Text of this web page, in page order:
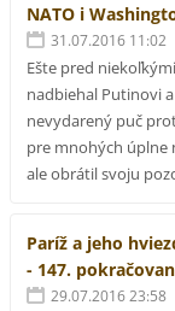
NATO i
31.07.2016 11:02
Ešte pred
nadbiehal Putinovi
nevydarený puč
pre mnohých úplne
ale obrátil svoju
Paríž a jeho
- 147.
29.07.2016 23:58